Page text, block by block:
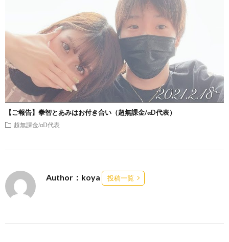
【ご報告】拳智とあみはお付き合い（超無課金/αD代表）
超無課金/αD代表
Author：koya 投稿一覧